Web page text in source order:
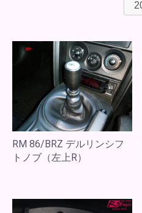
RM 86/BRZ デルリンシフ
トノブ（左上R）